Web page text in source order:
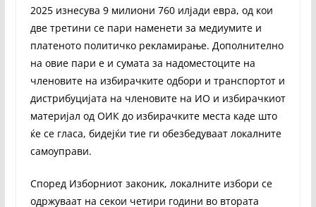
2025 изнесува 9 милиони 760 илјади евра, од кои
две третини се пари наменети за медиумите и
платеното политичко рекламирање. Дополнително
на овие пари е и сумата за надоместоците на
членовите на избирачките одбори и транспортот и
дистрибуцијата на членовите на ИО и избирачкиот
материјал од ОИК до избирачките места каде што
ќе се гласа, бидејќи тие ги обезбедуваат локалните
самоуправи.
Според Изборниот законик, локалните избори се
одржуваат на секои четири години во втората